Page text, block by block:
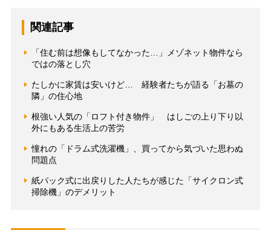
関連記事
「住む前は想像もしてなかった…」メゾネット物件なら
ではの落とし穴
たしかに家賃は安いけど… 経験者たちが語る「お墓の
隣」の住心地
根強い人気の「ロフト付き物件」 はしごの上り下り以
外にもある生活上の苦労
憧れの「ドラム式洗濯機」、買ってから気づいた思わぬ
問題点
紙パック式に出戻りした人たちが感じた「サイクロン式
掃除機」のデメリット